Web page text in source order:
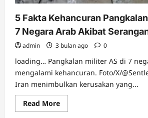
5 Fakta Kehancuran
7 Negara Arab Akibat
admin 3 bulan ago 0
loading… Pangkalan militer AS di 7
mengalami kehancuran. Foto/X/
Iran menimbulkan kerusakan yang...
Read MoreRead
more